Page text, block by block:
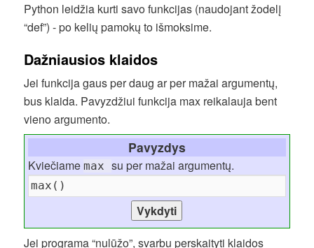
Python leidžia kurti savo funkcijas (naudojant žodelį
“def”) - po kelių pamokų to išmoksime.
Dažniausios klaidos
Jei funkcija gaus per daug ar per mažai argumentų,
bus klaida. Pavyzdžiui funkcija max reikalauja bent
vieno argumento.
Pavyzdys
Kviečiamemaxsu per mažai argumentų.
Jei programa “nulūžo”, svarbu perskaityti klaidos